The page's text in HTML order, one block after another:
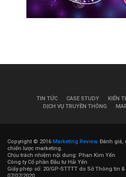
TIN TỨC CASE STUDY KIẾN
DỊCH VỤ TRUYỀN THÔNG
Copyright © 2016 Marketing Review. Đánh giá,
chiến lược marketing.
Chịu trách nhiệm nội dung: Phan Kim Yến
Công ty Cổ phần Đầu tư Hải Yến
Giấy phép số: 20/GP-STTTT do Sở Thông tin